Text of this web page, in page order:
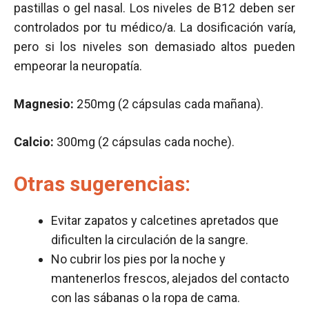
pastillas o gel nasal. Los niveles de B12 deben ser
controlados por tu médico/a. La dosificación varía,
pero si los niveles son demasiado altos pueden
empeorar la neuropatía.
Magnesio: 250mg (2 cápsulas cada mañana).
Calcio: 300mg (2 cápsulas cada noche).
Otras sugerencias:
Evitar zapatos y calcetines apretados que
dificulten la circulación de la sangre.
No cubrir los pies por la noche y
mantenerlos frescos, alejados del contacto
con las sábanas o la ropa de cama.